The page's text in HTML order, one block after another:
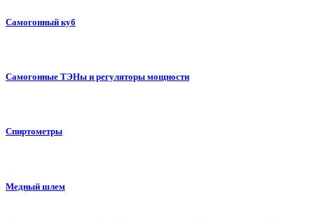
Самогонный куб
Самогонные ТЭНы и регуляторы мощности
Спиртометры
Медный шлем